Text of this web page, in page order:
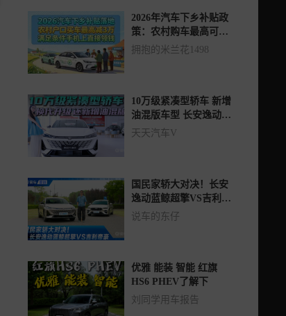
2026年汽车下乡补贴政
策：农村购车最高可减
免3万元，符合条件者可
拥抱的米兰花1498
10万级紧凑型轿车 新增
油混版车型 长安逸动配
置应该怎么选？
天天汽车V
国民家轿大对决！长安
逸动蓝鲸超擎VS吉利帝
豪
说车的东仔
优雅 能装 智能 红旗
HS6 PHEV了解下
刘同学用车报告